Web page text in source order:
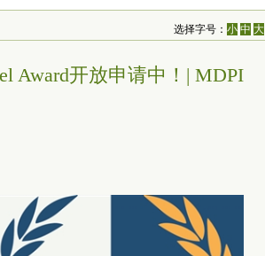
选择字号：小 中 大
Award开放申请中！| MDPI